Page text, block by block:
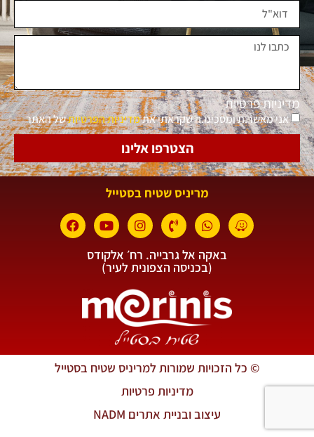
מדיניות פרטיות
אני מאשר.ת ומסכימ.ה שקראתי אתמדיניות הפרטיותשל האתר
הצטרפו אלינו
מריניס שטיח בסטייל
באקה אל גרבייה. רח׳ אלקודס
(בכניסה הצפונית לעיר)
עיצוב ובניית אתרים NADM
מדיניות פרטיות
© כל הזכויות שמורות למריניס שטיח בסטייל